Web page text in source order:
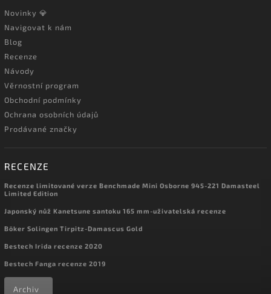
Novinky 💎
Navigovat k nám
Blog
Recenze
Návody
Věrnostní program
Obchodní podmínky
Ochrana osobních údajů
Prodávané značky
RECENZE
Recenze limitované verze Benchmade Mini Osborne 945-221 Damasteel
Limited Edition
Japonský nůž Kanetsune santoku 165 mm-uživatelská recenze
Böker Solingen Tirpitz-Damascus Gold
Bestech Irida recenze 2020
Bestech Fanga recenze 2019
Archiv